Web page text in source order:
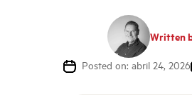
Written
Posted on: abril 24, 2026